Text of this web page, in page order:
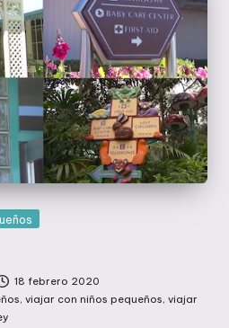
18 febrero 2020
, viajar con niños pequeños, viajar